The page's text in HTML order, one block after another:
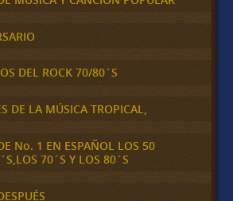
DEL ROCK 70/80´S
DE LA MÚSICA TROPICAL,
No. 1 EN ESPAÑOL LOS 50
70´S Y LOS 80´S